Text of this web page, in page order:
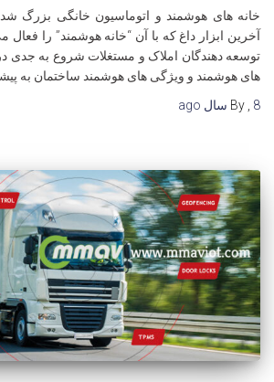
خانه های هوشمند و اتوماسیون خانگی بزرگ
آخرین ابزار داغ که با آن “خانه هوشمند” را فعال
توسعه دهندگان املاک و مستغلات شروع به جدی
های هوشمند و ویژگی های هوشمند ساختمان به
By
8 سال